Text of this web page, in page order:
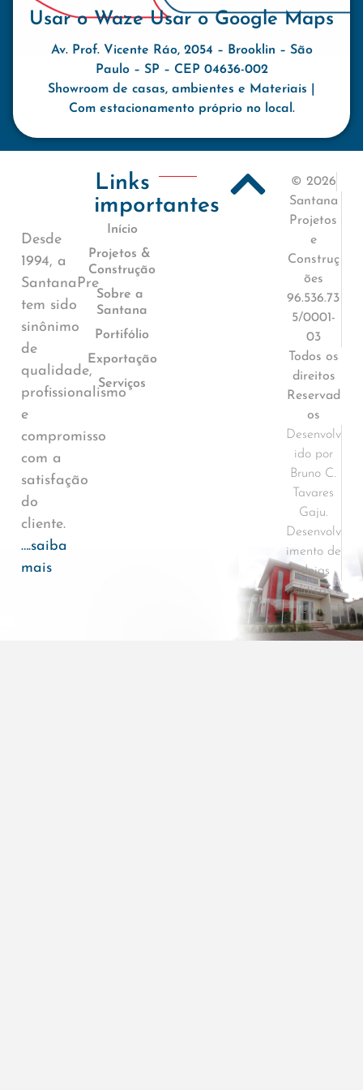
Usar o Waze Usar o Google Maps
Av. Prof. Vicente Ráo, 2054 – Brooklin – São
Paulo – SP – CEP 04636-002
Showroom de casas, ambientes e Materiais |
Com estacionamento próprio no local.
Desde
1994, a
SantanaPre
tem sido
sinônimo
de
qualidade,
profissionalismo
e
compromisso
com a
satisfação
do
cliente.
….saiba
mais
Links
importantes
Início
Projetos &
Construção
Sobre a
Santana
Portifólio
Exportação
Serviços
© 2026
Santana
Projetos
e
Construç
ões
96.536.73
5/0001-
03
Todos os
direitos
Reservad
os
Desenvolv
ido por
Bruno C.
Tavares
Gaju.
Desenvolv
imento de
ideias
Políticas e
Termos